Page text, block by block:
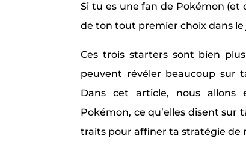
Si tu es une fan de Pokémon (et
de ton tout premier choix dans le
Ces trois starters sont bien
peuvent révéler beaucoup sur
Dans cet article, nous allons
Pokémon, ce qu’elles disent
traits pour affiner ta stratégie de